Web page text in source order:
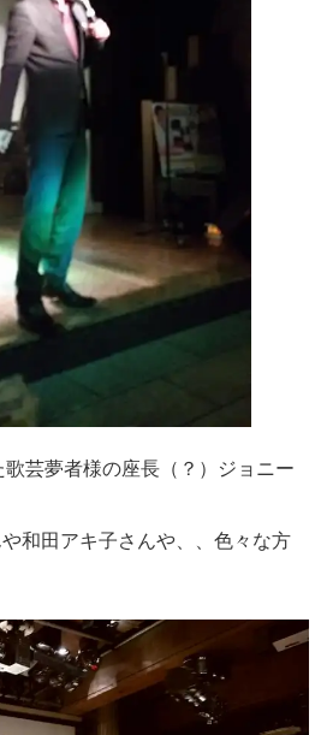
芸夢者様の座長（？）ジョニー
和田アキ子さんや、、色々な方